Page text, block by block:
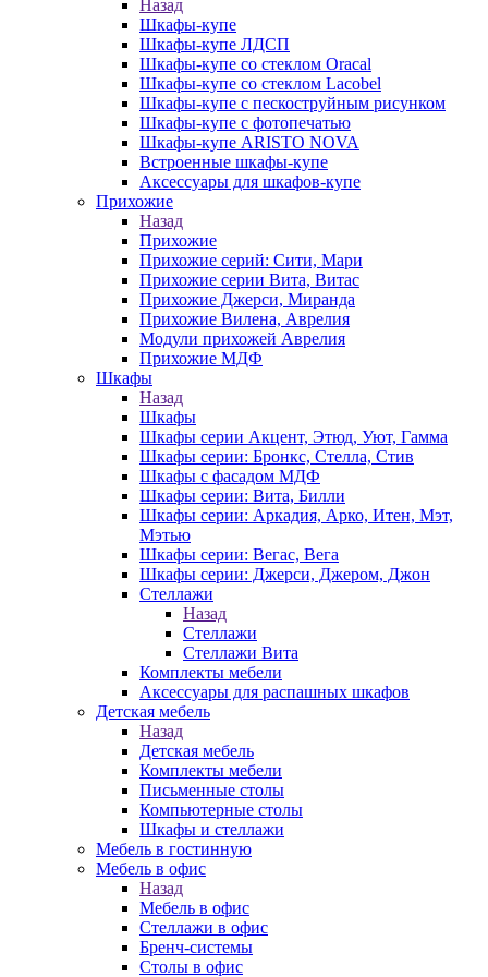
Назад
Шкафы-купе
Шкафы-купе ЛДСП
Шкафы-купе со стеклом Oracal
Шкафы-купе со стеклом Lacobel
Шкафы-купе с пескоструйным рисунком
Шкафы-купе с фотопечатью
Шкафы-купе ARISTO NOVA
Встроенные шкафы-купе
Аксессуары для шкафов-купе
Прихожие
Назад
Прихожие
Прихожие серий: Сити, Мари
Прихожие серии Вита, Витас
Прихожие Джерси, Миранда
Прихожие Вилена, Аврелия
Модули прихожей Аврелия
Прихожие МДФ
Шкафы
Назад
Шкафы
Шкафы серии Акцент, Этюд, Уют, Гамма
Шкафы серии: Бронкс, Стелла, Стив
Шкафы с фасадом МДФ
Шкафы серии: Вита, Билли
Шкафы серии: Аркадия, Арко, Итен, Мэт,
Мэтью
Шкафы серии: Вегас, Вега
Шкафы серии: Джерси, Джером, Джон
Стеллажи
Назад
Стеллажи
Стеллажи Вита
Комплекты мебели
Аксессуары для распашных шкафов
Детская мебель
Назад
Детская мебель
Комплекты мебели
Письменные столы
Компьютерные столы
Шкафы и стеллажи
Мебель в гостинную
Мебель в офис
Назад
Мебель в офис
Стеллажи в офис
Бренч-системы
Столы в офис